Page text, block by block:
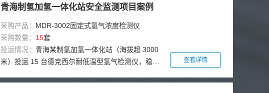
青海制氢加氢一体化站安全监测项目案例
采购产品： MDR-3002固定式氢气浓度检测仪
采购数量： 15套
投运情况： 青海某制氢加氢一体化站（海拔超 3000
米）投运 15 台德克西尔耐低温型氢气检测仪，稳定
查看详情